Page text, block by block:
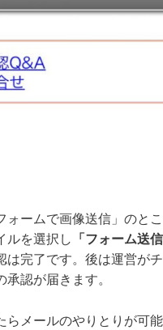
ォームで画像送信」のと
ルを選択し
「フォーム送
は完了です。後は運営が
承認が届きます。
らメールのやりとりが可能